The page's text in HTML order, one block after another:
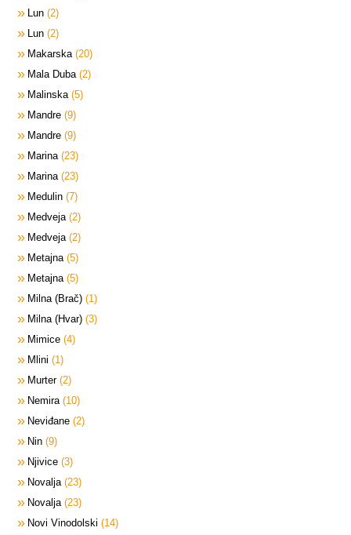
Lun 2
Lun 2
Makarska 20
Mala Duba 2
Malinska 5
Mandre 9
Mandre 9
Marina 23
Marina 23
Medulin 7
Medveja 2
Medveja 2
Metajna 5
Metajna 5
Milna (Brač) 1
Milna (Hvar) 3
Mimice 4
Mlini
1
Murter 2
Nemira 10
Neviđane 2
Nin 9
Njivice 3
Novalja 23
Novalja 23
Novi Vinodolski
14